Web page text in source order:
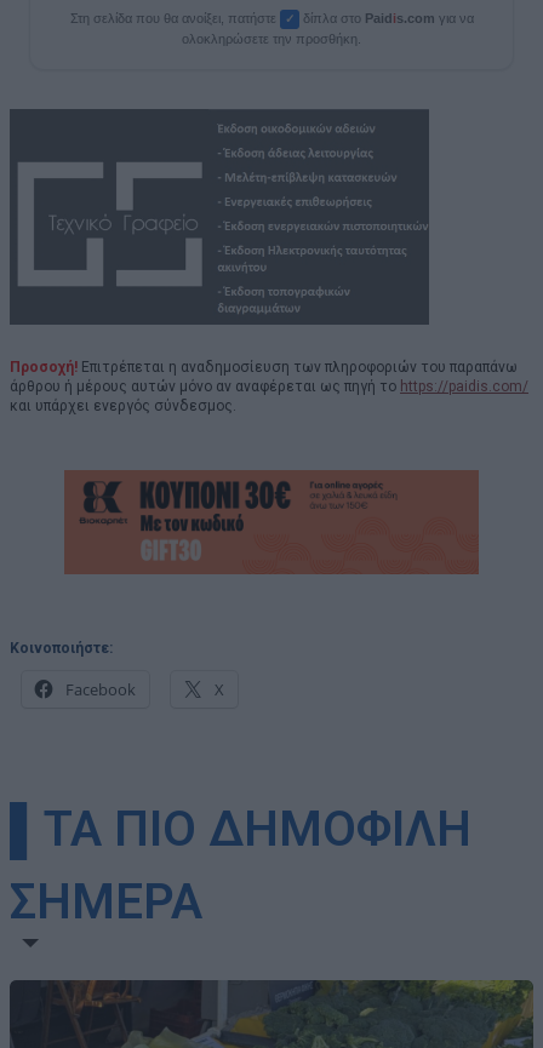
Στη σελίδα που θα ανοίξει, πατήστε ✓ δίπλα στο Paidis.com για να
ολοκληρώσετε την προσθήκη.
Προσοχή! Επιτρέπεται η αναδημοσίευση των πληροφοριών του παραπάνω
άρθρου ή μέρους αυτών μόνο αν αναφέρεται ως πηγή το https://paidis.com/
και υπάρχει ενεργός σύνδεσμος.
Κοινοποιήστε:
Facebook X
▌ΤΑ ΠΙΟ ΔΗΜΟΦΙΛΗ
ΣΗΜΕΡΑ